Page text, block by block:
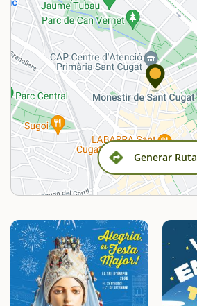
Generar Ruta